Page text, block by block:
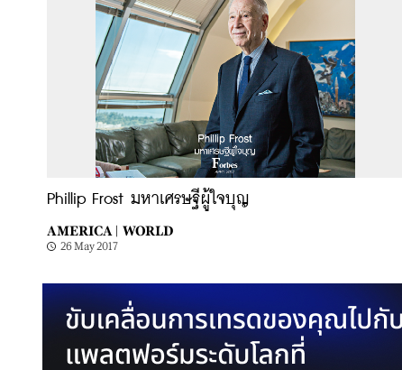
Phillip Frost มหาเศรษฐีผู้ใจบุญ
AMERICA | WORLD
26 May 2017